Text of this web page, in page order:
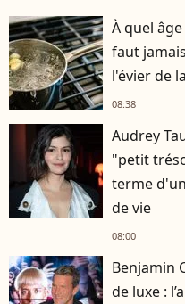
À quel
faut
l'évier de
08:38
Audrey
"petit
terme
de vie
08:00
Benjamin
de luxe :